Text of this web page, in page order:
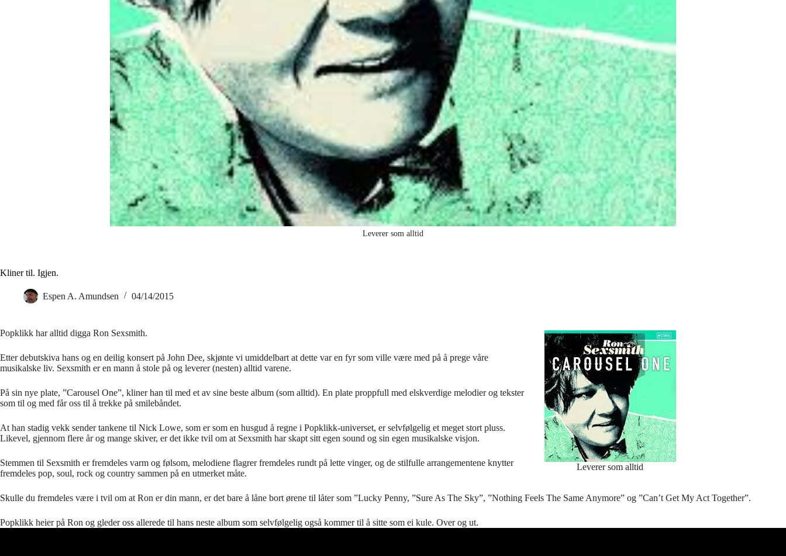
Leverer som alltid
Kliner til. Igjen.
Espen A. Amundsen 04/14/2015
Leverer som alltid
Popklikk har alltid digga Ron Sexsmith.
Etter debutskiva hans og en deilig konsert på John Dee, skjønte vi umiddelbart at dette var en fyr som ville være med på å prege våre
musikalske liv. Sexsmith er en mann å stole på og leverer (nesten) alltid varene.
På sin nye plate, ”Carousel One”, kliner han til med et av sine beste album (som alltid). En plate proppfull med elskverdige melodier og tekster
som til og med får oss til å trekke på smilebåndet.
At han stadig vekk sender tankene til Nick Lowe, som er som en husgud å regne i Popklikk-universet, er selvfølgelig et meget stort pluss.
Likevel, gjennom flere år og mange skiver, er det ikke tvil om at Sexsmith har skapt sitt egen sound og sin egen musikalske visjon.
Stemmen til Sexsmith er fremdeles varm og følsom, melodiene flagrer fremdeles rundt på lette vinger, og de stilfulle arrangementene knytter
fremdeles pop, soul, rock og country sammen på en utmerket måte.
Skulle du fremdeles være i tvil om at Ron er din mann, er det bare å låne bort ørene til låter som ”Lucky Penny, ”Sure As The Sky”, ”Nothing Feels The Same Anymore” og ”Can’t Get My Act Together”.
Popklikk heier på Ron og gleder oss allerede til hans neste album som selvfølgelig også kommer til å sitte som ei kule. Over og ut.